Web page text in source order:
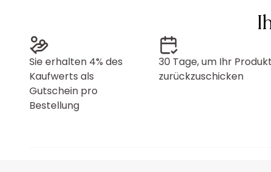
Sie erhalten 4% des
Kaufwerts als
Gutschein pro
Bestellung
30 Tage, um Ihr Produkt
zurückzuschicken